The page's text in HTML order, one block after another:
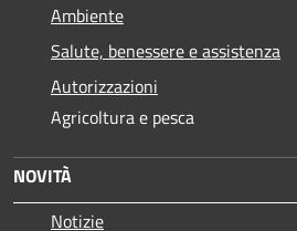
Ambiente
Salute, benessere e assistenza
Autorizzazioni
Agricoltura e pesca
NOVITÀ
Notizie